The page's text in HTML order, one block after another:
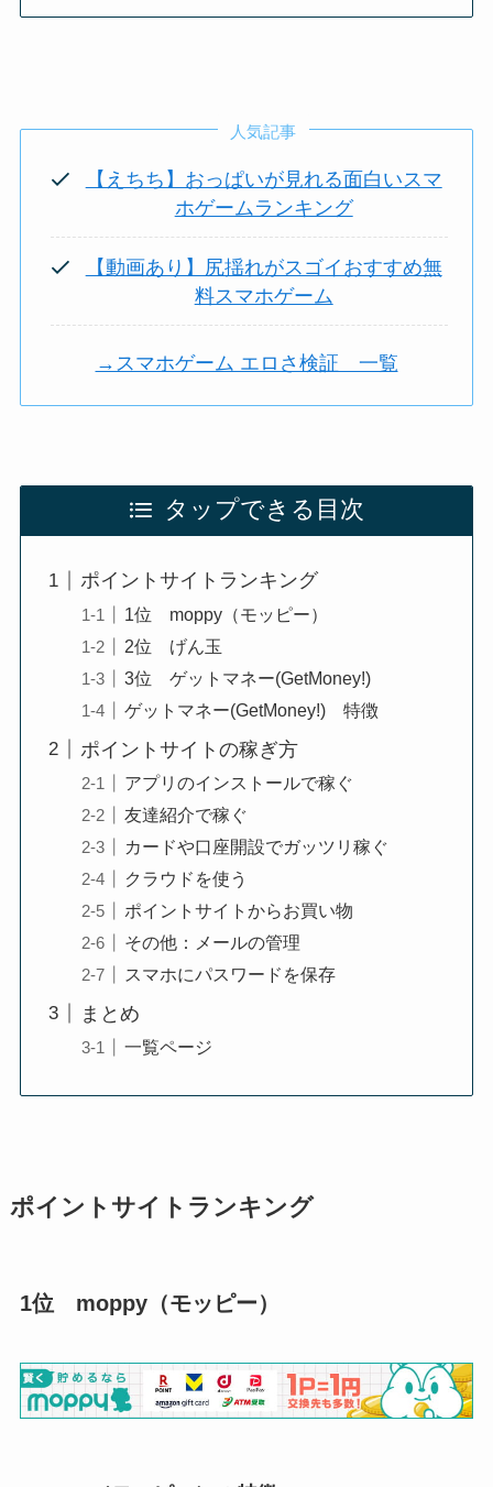
人気記事
【えちち】おっぱいが見れる面白いスマ
ホゲームランキング
【動画あり】尻揺れがスゴイおすすめ無
料スマホゲーム
→スマホゲーム エロさ検証 一覧
タップできる目次
ポイントサイトランキング
1位 moppy（モッピー）
2位 げん玉
3位 ゲットマネー(GetMoney!)
ゲットマネー(GetMoney!) 特徴
ポイントサイトの稼ぎ方
アプリのインストールで稼ぐ
友達紹介で稼ぐ
カードや口座開設でガッツリ稼ぐ
クラウドを使う
ポイントサイトからお買い物
その他：メールの管理
スマホにパスワードを保存
まとめ
一覧ページ
ポイントサイトランキング
1位 moppy（モッピー）